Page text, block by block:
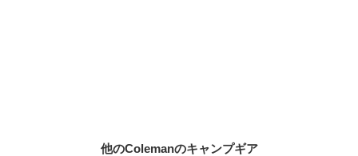
他のColemanのキャンプギア